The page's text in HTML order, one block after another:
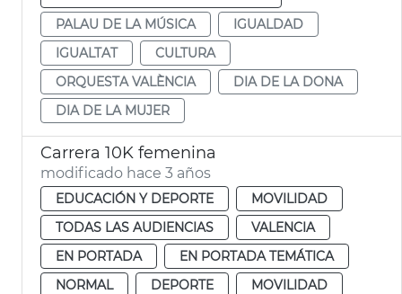
PALAU DE LA MÚSICA
IGUALDAD
IGUALTAT
CULTURA
ORQUESTA VALÈNCIA
DIA DE LA DONA
DIA DE LA MUJER
Carrera 10K femenina
modificado hace 3 años
EDUCACIÓN Y DEPORTE
MOVILIDAD
TODAS LAS AUDIENCIAS
VALENCIA
EN PORTADA
EN PORTADA TEMÁTICA
NORMAL
DEPORTE
MOVILIDAD